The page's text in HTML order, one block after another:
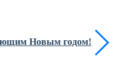
Новым годом!